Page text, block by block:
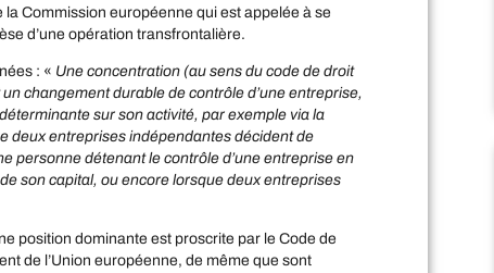
Commission européenne qui est appelée à se
d’une opération transfrontalière.
: « Une concentration (au sens du code de droit
changement durable de contrôle d’une entreprise,
sur son activité, par exemple via la
deux entreprises indépendantes décident de
personne détenant le contrôle d’une entreprise en
son capital, ou encore lorsque deux entreprises
position dominante est proscrite par le Code de
de l’Union européenne, de même que sont